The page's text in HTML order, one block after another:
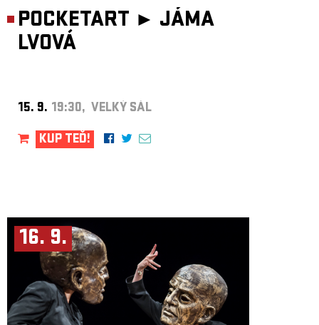
POCKETART ► JÁMA
LVOVÁ
15. 9. 19:30, VELKÝ SÁL
KUP TEĎ!
16. 9.